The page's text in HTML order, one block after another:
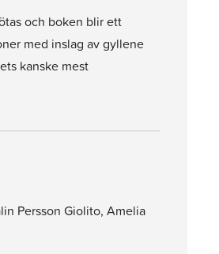
och boken blir ett
med inslag av gyllene
kanske mest
Persson Giolito, Amelia